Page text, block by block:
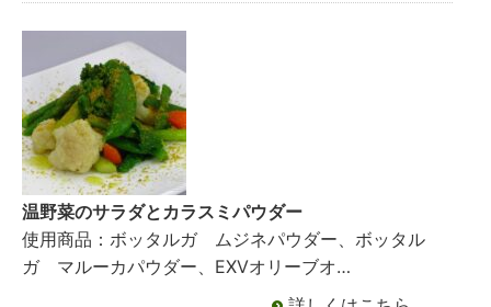
温野菜のサラダとカラスミパウダー
使用商品：ボッタルガ ムジネパウダー、ボッタル
ガ マルーカパウダー、EXVオリーブオ…